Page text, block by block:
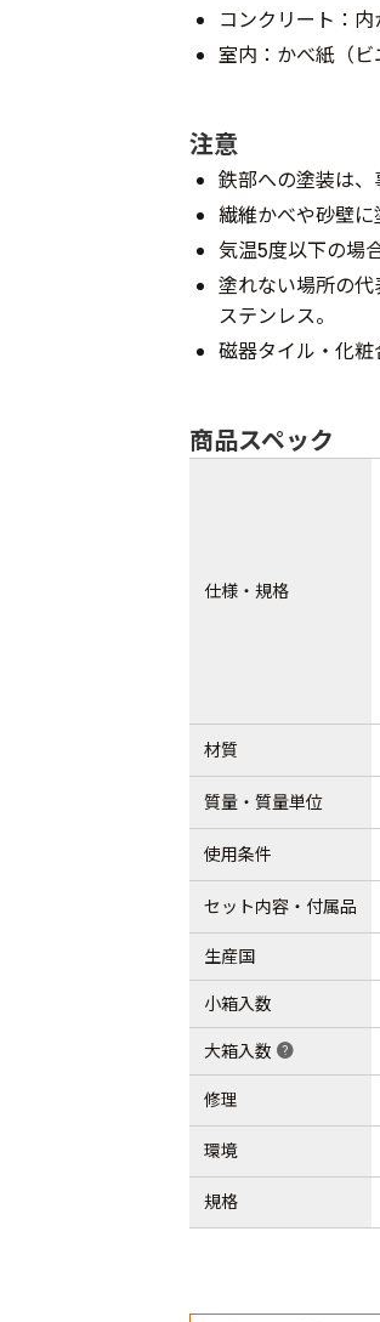
コンクリート：内
室内：かべ紙（ビ
注意
鉄部への塗装は、
繊維かべや砂壁に
気温5度以下の場
塗れない場所の
ステンレス。
磁器タイル・化粧
商品スペック
仕様・規格
材質
質量・質量単位
使用条件
セット内容・付属品
生産国
小箱入数
大箱入数 help
修理
環境
規格